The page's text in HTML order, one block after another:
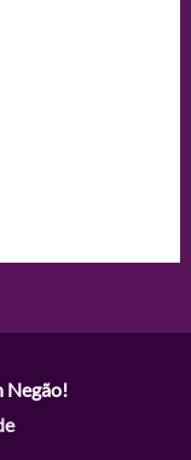
Negão!